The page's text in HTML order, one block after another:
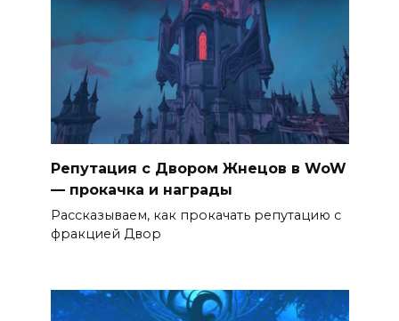
Репутация с Двором Жнецов в WoW
— прокачка и награды
Рассказываем, как прокачать репутацию с
фракцией Двор